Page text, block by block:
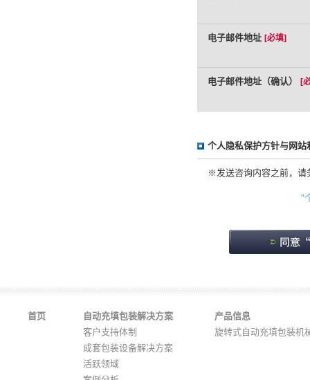
电子邮件地址 [必填]
电子邮件地址（确认） [
个人隐私保护方针与网站
※发送咨询内容之前，请
"
首页
自动充填包装解决方案
客户支持体制
成套包装设备解决方案
活跃领域
产品信息
旋转式自动充填包装机